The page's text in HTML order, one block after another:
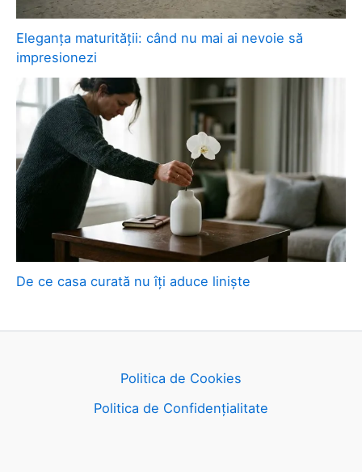
Eleganța maturității: când nu mai ai nevoie să
impresionezi
De ce casa curată nu îți aduce liniște
Politica de Cookies
Politica de Confidențialitate